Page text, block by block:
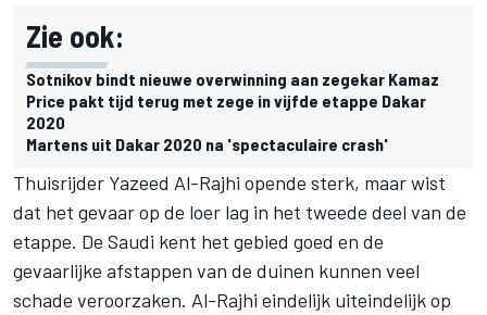
Zie ook:
Sotnikov bindt nieuwe overwinning aan zegekar Kamaz
Price pakt tijd terug met zege in vijfde etappe Dakar
2020
Martens uit Dakar 2020 na 'spectaculaire crash'
Thuisrijder Yazeed Al-Rajhi opende sterk, maar wist
dat het gevaar op de loer lag in het tweede deel van de
etappe. De Saudi kent het gebied goed en de
gevaarlijke afstappen van de duinen kunnen veel
schade veroorzaken. Al-Rajhi eindelijk uiteindelijk op